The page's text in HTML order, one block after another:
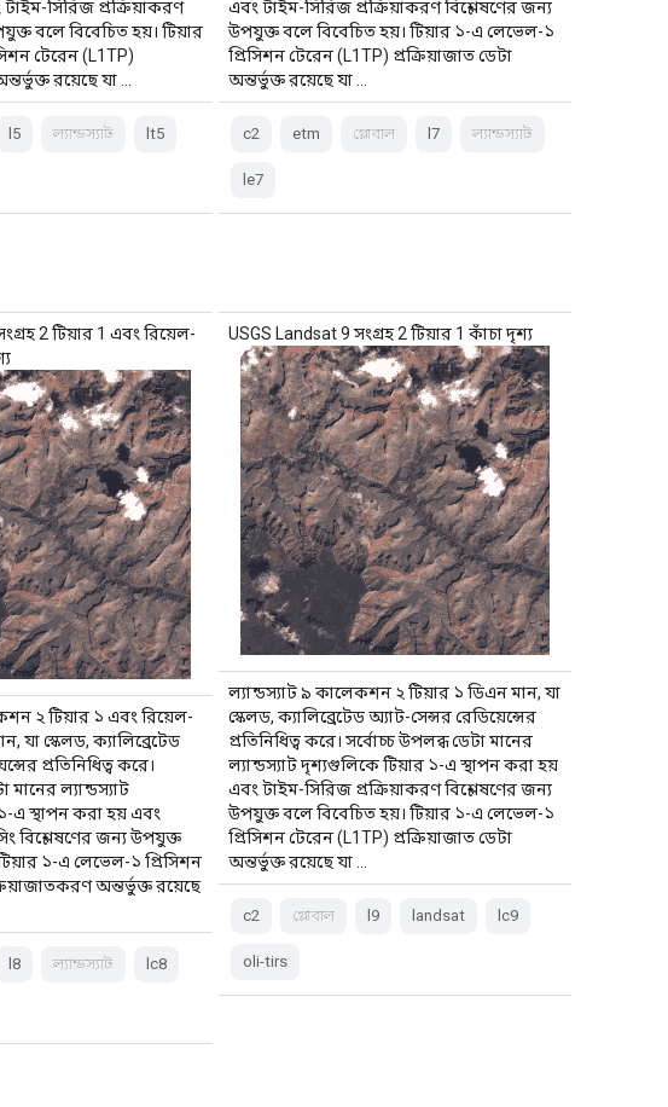
সিরিজ প্রক্রিয়াকরণ
বলে বিবেচিত হয়। টিয়ার
টেরেন (L1TP)
রয়েছে যা …
l5 ল্যান্ডস্যাট lt5
এবং টাইম-সিরিজ প্রক্রিয়াকরণ বিশ্লেষণের জন্য
উপযুক্ত বলে বিবেচিত হয়। টিয়ার ১-এ লেভেল-১
প্রিসিশন টেরেন (L1TP) প্রক্রিয়াজাত ডেটা
অন্তর্ভুক্ত রয়েছে যা …
c2 etm গ্লোবাল l7 ল্যান্ডস্যাট
le7
2 টিয়ার 1 এবং রিয়েল-
২ টিয়ার ১ এবং রিয়েল-
যা স্কেলড, ক্যালিব্রেটেড
প্রতিনিধিত্ব করে।
মানের ল্যান্ডস্যাট
এ স্থাপন করা হয় এবং
বিশ্লেষণের জন্য উপযুক্ত
১-এ লেভেল-১ প্রিসিশন
অন্তর্ভুক্ত রয়েছে
l8 ল্যান্ডস্যাট lc8
USGS Landsat 9 সংগ্রহ 2 টিয়ার 1 কাঁচা দৃশ্য
ল্যান্ডস্যাট ৯ কালেকশন ২ টিয়ার ১ ডিএন মান, যা
স্কেলড, ক্যালিব্রেটেড অ্যাট-সেন্সর রেডিয়েন্সের
প্রতিনিধিত্ব করে। সর্বোচ্চ উপলব্ধ ডেটা মানের
ল্যান্ডস্যাট দৃশ্যগুলিকে টিয়ার ১-এ স্থাপন করা হয়
এবং টাইম-সিরিজ প্রক্রিয়াকরণ বিশ্লেষণের জন্য
উপযুক্ত বলে বিবেচিত হয়। টিয়ার ১-এ লেভেল-১
প্রিসিশন টেরেন (L1TP) প্রক্রিয়াজাত ডেটা
অন্তর্ভুক্ত রয়েছে যা …
c2 গ্লোবাল l9 landsat lc9
oli-tirs